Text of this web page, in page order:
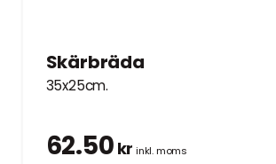
Skärbräda
35x25cm.
62.50 kr inkl. moms